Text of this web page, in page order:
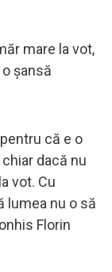
mare la vot,
şansă
că e o
dacă nu
vot. Cu
lumea nu o să
Florin